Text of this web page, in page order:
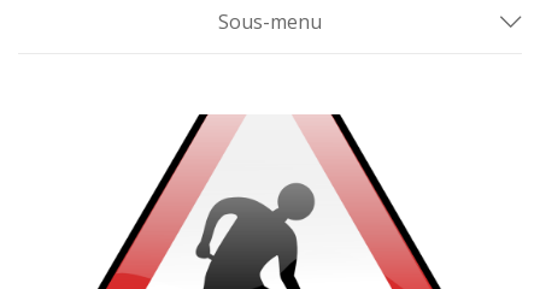
Sous-menu